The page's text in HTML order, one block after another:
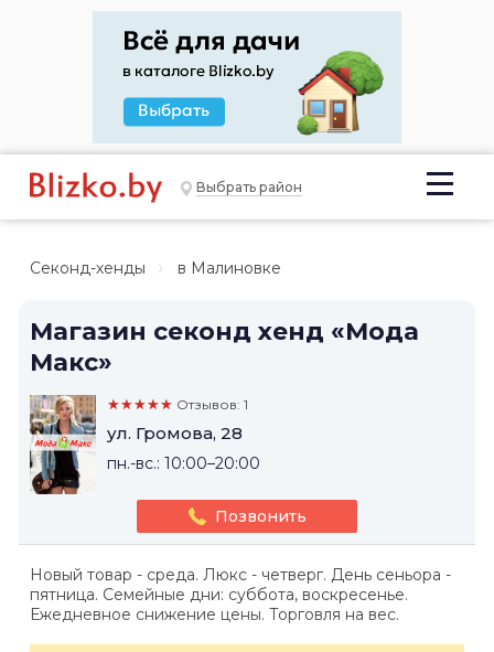
Выбрать район
Секонд-хенды в Малиновке
Магазин секонд хенд «Мода
Макс»
★★★★★ Отзывов: 1
ул. Громова, 28
пн.-вс.: 10:00–20:00
Позвонить
Новый товар - среда. Люкс - четверг. День сеньора -
пятница. Семейные дни: суббота, воскресенье.
Ежедневное снижение цены. Торговля на вес.